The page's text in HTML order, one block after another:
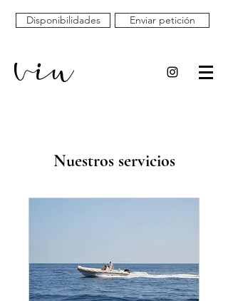
Disponibilidades Enviar petición
Nuestros servicios